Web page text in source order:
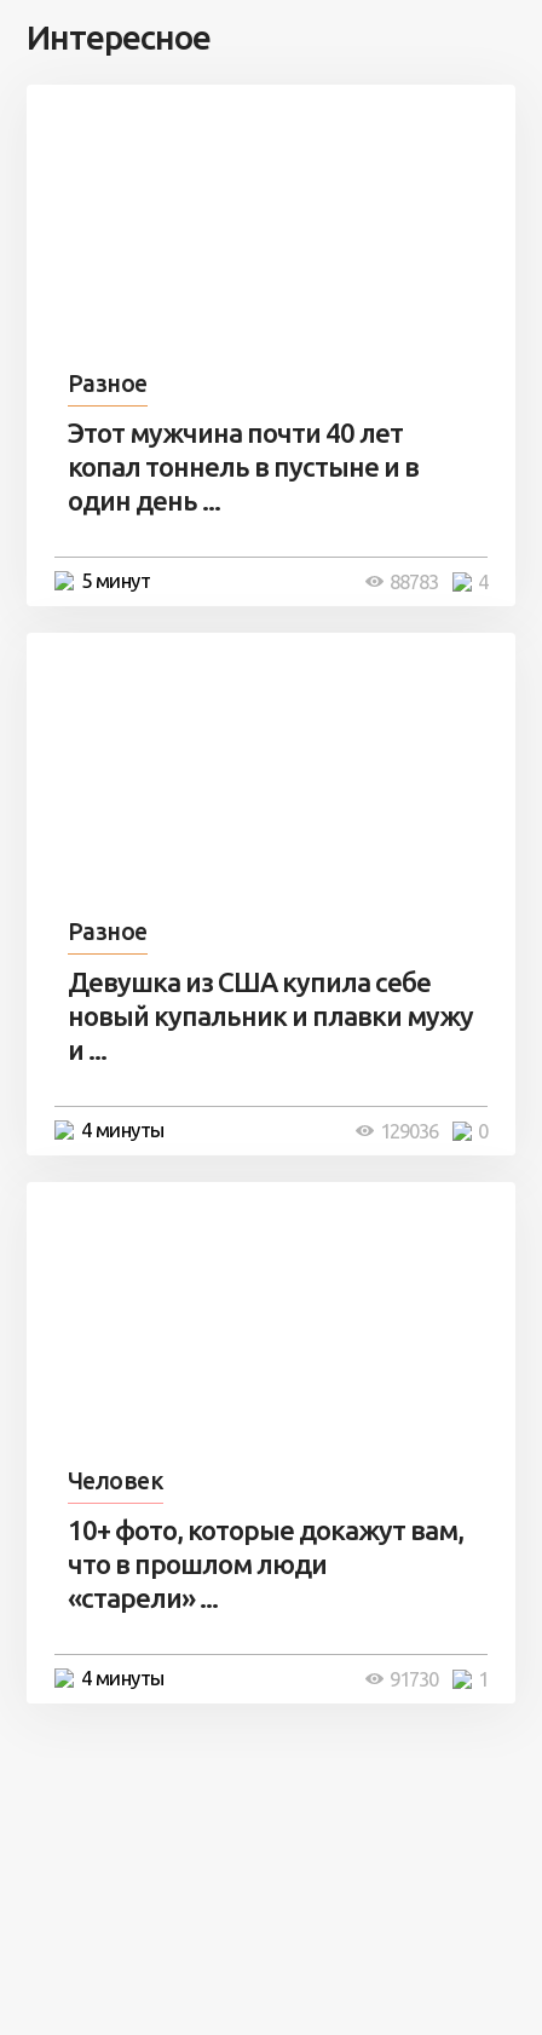
Интересное
Разное
Этот мужчина почти 40 лет
копал тоннель в пустыне и в
один день ...
5 минут 4
88783
Разное
Девушка из США купила себе
новый купальник и плавки мужу
и ...
4 минуты 0
129036
Человек
10+ фото, которые докажут вам,
что в прошлом люди
«старели» ...
4 минуты 1
91730